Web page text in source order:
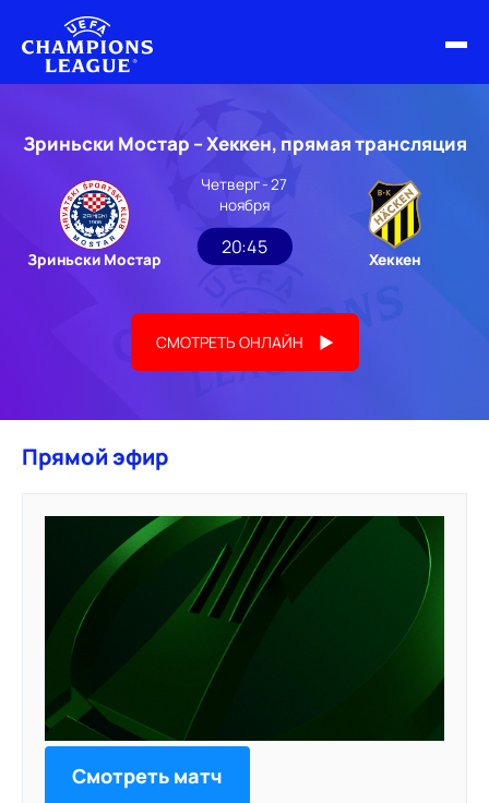
ОБЗОРЫ ЛЧ УЕФА
НОВОСТИ
РАСПИСАНИЕ
Зриньски Мостар – Хеккен, прямая трансляция
Зриньски Мостар
Четверг - 27
ноября
20:45
Хеккен
СМОТРЕТЬ ОНЛАЙН
Прямой эфир
Смотреть матч